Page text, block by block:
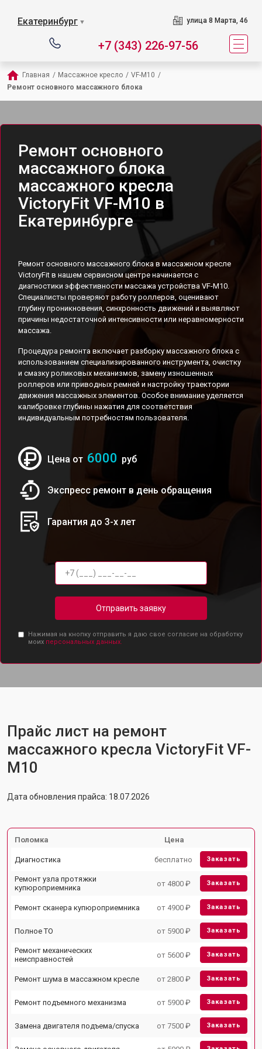
Екатеринбург ▼ улица 8 Марта, 46
+7 (343) 226-97-56
Главная / Массажное кресло / VF-M10 /
Ремонт основного массажного блока
Ремонт основного
массажного блока
массажного кресла
VictoryFit VF-M10 в
Екатеринбурге
Ремонт основного массажного блока в массажном кресле
VictoryFit в нашем сервисном центре начинается с
диагностики эффективности массажа устройства VF-M10.
Специалисты проверяют работу роллеров, оценивают
глубину проникновения, синхронность движений и выявляют
причины недостаточной интенсивности или неравномерности
массажа.
Процедура ремонта включает разборку массажного блока с
использованием специализированного инструмента, очистку
и смазку роликовых механизмов, замену изношенных
роллеров или приводных ремней и настройку траектории
движения массажных элементов. Особое внимание уделяется
калибровке глубины нажатия для соответствия
индивидуальным потребностям пользователя.
Цена от 6000 руб
Экспресс ремонт в день обращения
Гарантия до 3-х лет
Отправить заявку
Нажимая на кнопку отправить я даю свое согласие на обработку
моих персональных данных.
Прайс лист на ремонт
массажного кресла VictoryFit VF-
M10
Дата обновления прайса: 18.07.2026
Поломка Цена
Диагностика бесплатно Заказать
Ремонт узла протяжки
купюроприемника
от 4800 ₽ Заказать
Ремонт сканера купюроприемника от 4900 ₽ Заказать
Полное ТО от 5900 ₽ Заказать
Ремонт механических
неисправностей
от 5600 ₽ Заказать
Ремонт шума в массажном кресле от 2800 ₽ Заказать
Ремонт подъемного механизма от 5900 ₽ Заказать
Замена двигателя подъема/спуска от 7500 ₽ Заказать